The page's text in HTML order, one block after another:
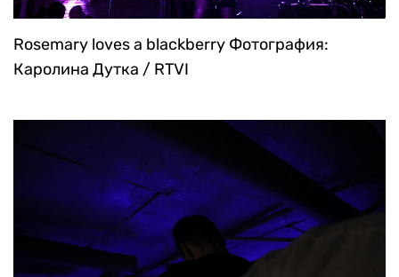
Rosemary loves a blackberry Фотография:
Каролина Дутка / RTVI